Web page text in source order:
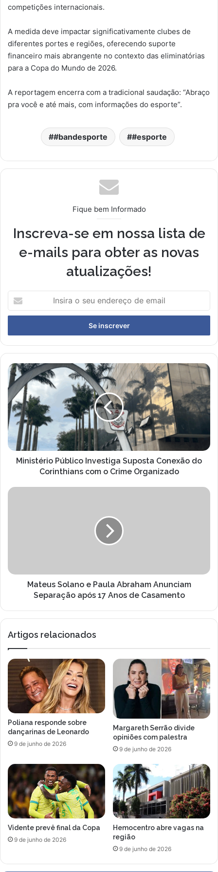
competições internacionais.
A medida deve impactar significativamente clubes de
diferentes portes e regiões, oferecendo suporte
financeiro mais abrangente no contexto das eliminatórias
para a Copa do Mundo de 2026.
A reportagem encerra com a tradicional saudação: “Abraço
pra você e até mais, com informações do esporte”.
#bandesporte #esporte
Fique bem Informado
Inscreva-se em nossa lista de
e-mails para obter as novas
atualizações!
Insira
seu
de
email
Ministério
Público
Investiga
Suposta
Conexão
do
Corinthians
com
o
Crime
Organizado
Ministério Público Investiga Suposta Conexão do
Corinthians com o Crime Organizado
Mateus
17
Mateus Solano e Paula Abraham Anunciam
Separação após 17 Anos de Casamento
Artigos relacionados
Poliana responde sobre
dançarinas de Leonardo
9 de junho de 2026
Margareth Serrão divide
opiniões com palestra
9 de junho de 2026
Vidente prevê final da Copa
9 de junho de 2026
Hemocentro abre vagas na
região
9 de junho de 2026